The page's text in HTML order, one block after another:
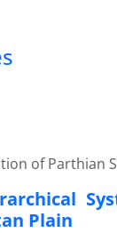
of Parthian
Plain